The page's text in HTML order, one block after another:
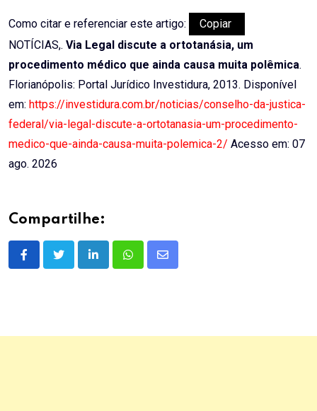
Como citar e referenciar este artigo:
Copiar
NOTÍCIAS,. Via Legal discute a ortotanásia, um
procedimento médico que ainda causa muita polêmica.
Florianópolis: Portal Jurídico Investidura, 2013. Disponível
em: https://investidura.com.br/noticias/conselho-da-justica-
federal/via-legal-discute-a-ortotanasia-um-procedimento-
medico-que-ainda-causa-muita-polemica-2/ Acesso em: 07
ago. 2026
Compartilhe:
LinkedInWhatsappShare